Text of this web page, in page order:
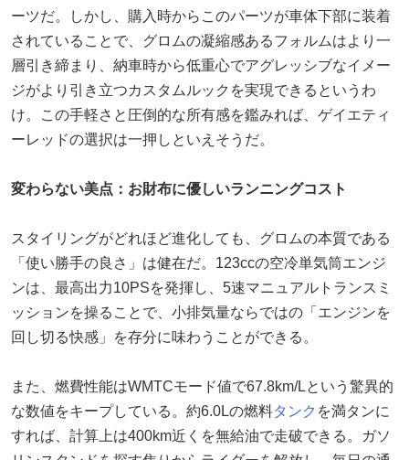
ーツだ。しかし、購入時からこのパーツが車体下部に装着
されていることで、グロムの凝縮感あるフォルムはより一
層引き締まり、納車時から低重心でアグレッシブなイメー
ジがより引き立つカスタムルックを実現できるというわ
け。この手軽さと圧倒的な所有感を鑑みれば、ゲイエティ
ーレッドの選択は一押しといえそうだ。
変わらない美点：お財布に優しいランニングコスト
スタイリングがどれほど進化しても、グロムの本質である
「使い勝手の良さ」は健在だ。123ccの空冷単気筒エンジ
ンは、最高出力10PSを発揮し、5速マニュアルトランスミ
ッションを操ることで、小排気量ならではの「エンジンを
回し切る快感」を存分に味わうことができる。
また、燃費性能はWMTCモード値で67.8km/Lという驚異的
な数値をキープしている。約6.0Lの燃料タンク を満タンに
すれば、計算上は400km近くを無給油で走破できる。ガソ